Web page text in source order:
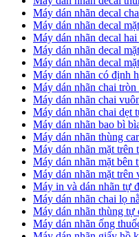
Máy dán nhãn decal
Máy dán nhãn decal
Máy dán nhãn decal
Máy dán nhãn decal
Máy dán nhãn decal
Máy dán nhãn có định
Máy dán nhãn chai
​Máy dán nhãn chai
​Máy dán nhãn chai dẹt
​Máy dán nhãn bao bì
Máy dán nhãn thùng
​Máy dán nhãn mặt trên
​Máy dán nhãn mặt bên
​Máy dán nhãn mặt trên
Máy in và dán nhãn tự
Máy dán nhãn chai lọ
​Máy dán nhãn thùng tự
Máy dán nhãn ống